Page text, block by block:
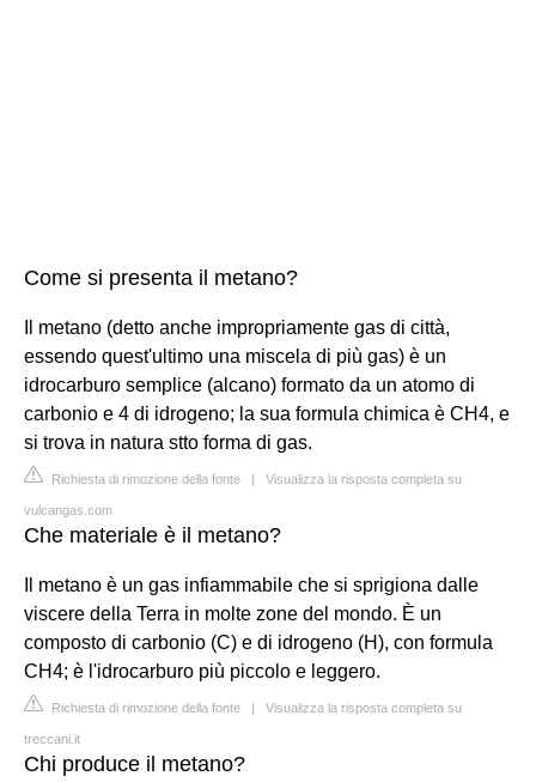
Come si presenta il metano?
Il metano (detto anche impropriamente gas di città,
essendo quest'ultimo una miscela di più gas) è un
idrocarburo semplice (alcano) formato da un atomo di
carbonio e 4 di idrogeno; la sua formula chimica è CH4, e
si trova in natura stto forma di gas.
Richiesta di rimozione della fonte | Visualizza la risposta completa su
vulcangas.com
Che materiale è il metano?
Il metano è un gas infiammabile che si sprigiona dalle
viscere della Terra in molte zone del mondo. È un
composto di carbonio (C) e di idrogeno (H), con formula
CH4; è l'idrocarburo più piccolo e leggero.
Richiesta di rimozione della fonte | Visualizza la risposta completa su
treccani.it
Chi produce il metano?